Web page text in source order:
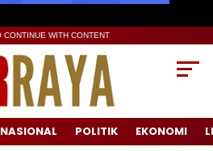
CONTINUE WITH CONTENT
NASIONAL POLITIK EKONOMI